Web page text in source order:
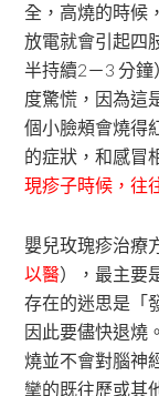
全，高燒的時候
放電就會引起四
半持續2－3 分
度驚慌，因為這
個小臉頰會燒得
的症狀，和感冒
現疹子時候，往
嬰兒玫瑰疹治療
以醫），最主要
存在的迷思是「
因此要儘快退燒
燒並不會對腦神
攣的既往歷或其